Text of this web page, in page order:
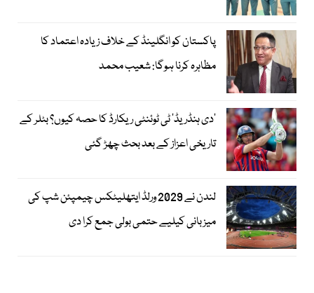
پاکستان کو انگلینڈ کے خلاف زیادہ اعتماد کا
مظاہرہ کرنا ہوگا: شعیب محمد
’دی ہنڈریڈ‘ ٹی ٹوئنٹی ریکارڈ کا حصہ کیوں؟ بٹلر کے
تاریخی اعزاز کے بعد بحث چھڑ گئی
لندن نے 2029 ورلڈ ایتھلیٹکس چیمپئن شپ کی
میزبانی کیلیے حتمی بولی جمع کرا دی